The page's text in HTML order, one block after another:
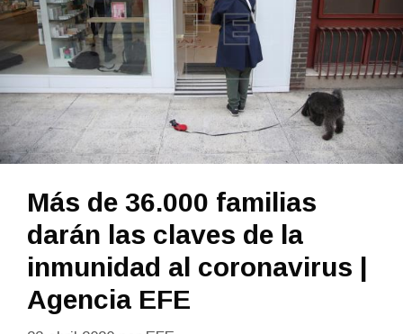
Más de 36.000 familias
darán las claves de la
inmunidad al coronavirus |
Agencia EFE